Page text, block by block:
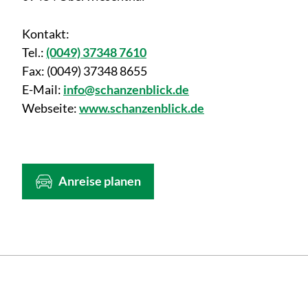
Kontakt:
Tel.: (0049) 37348 7610
Fax: (0049) 37348 8655
E-Mail: info@schanzenblick.de
Webseite:www.schanzenblick.de
Anreise planen